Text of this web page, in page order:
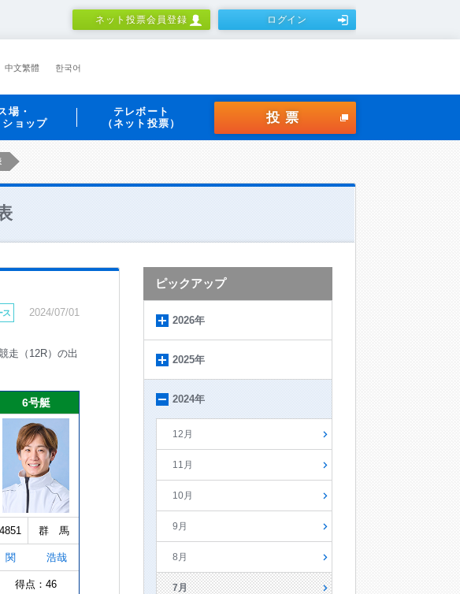
ネット投票会員登録 ログイン
中文繁體 한국어
場・
ショップ
テレボート
（ネット投票）
投票
ス 2024/07/01
走（12R）の出
6号艇
4851 群 馬
関 浩哉
得点：46
ピックアップ
2026年
2025年
2024年
12月
11月
10月
9月
8月
7月